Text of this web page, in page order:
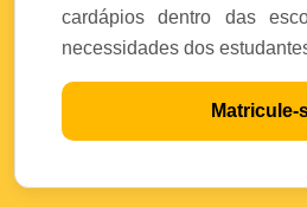
cardápios dentro das
necessidades dos
Matricule-